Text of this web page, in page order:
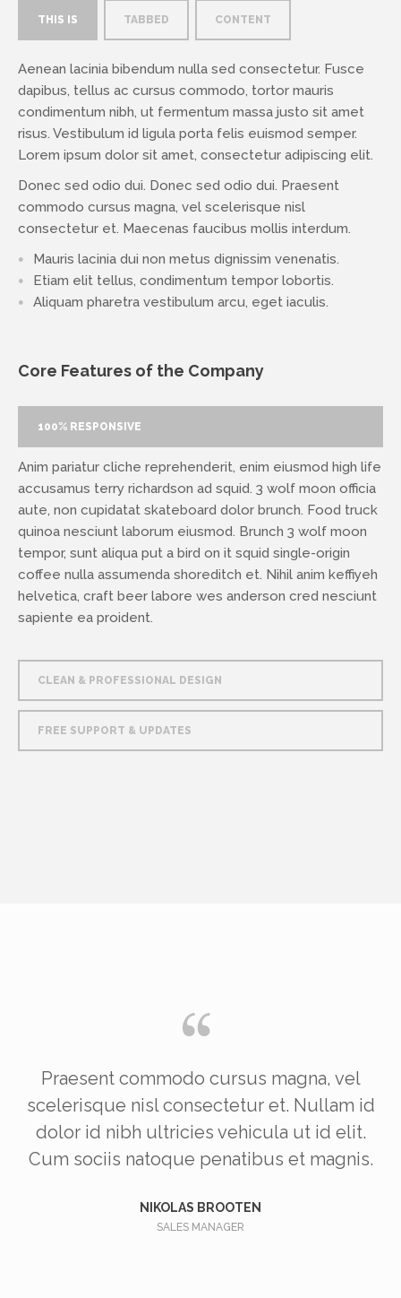
THIS IS TABBED CONTENT
Aenean lacinia bibendum nulla sed consectetur. Fusce
dapibus, tellus ac cursus commodo, tortor mauris
condimentum nibh, ut fermentum massa justo sit amet
risus. Vestibulum id ligula porta felis euismod semper.
Lorem ipsum dolor sit amet, consectetur adipiscing elit.
Donec sed odio dui. Donec sed odio dui. Praesent
commodo cursus magna, vel scelerisque nisl
consectetur et. Maecenas faucibus mollis interdum.
Mauris lacinia dui non metus dignissim venenatis.
Etiam elit tellus, condimentum tempor lobortis.
Aliquam pharetra vestibulum arcu, eget iaculis.
Core Features of the Company
100% RESPONSIVE
Anim pariatur cliche reprehenderit, enim eiusmod high life
accusamus terry richardson ad squid. 3 wolf moon officia
aute, non cupidatat skateboard dolor brunch. Food truck
quinoa nesciunt laborum eiusmod. Brunch 3 wolf moon
tempor, sunt aliqua put a bird on it squid single-origin
coffee nulla assumenda shoreditch et. Nihil anim keffiyeh
helvetica, craft beer labore wes anderson cred nesciunt
sapiente ea proident.
CLEAN & PROFESSIONAL DESIGN
FREE SUPPORT & UPDATES
Praesent commodo cursus magna, vel
scelerisque nisl consectetur et. Nullam id
dolor id nibh ultricies vehicula ut id elit.
Cum sociis natoque penatibus et magnis.
NIKOLAS BROOTEN
SALES MANAGER